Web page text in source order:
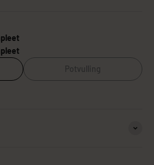
Potvulling